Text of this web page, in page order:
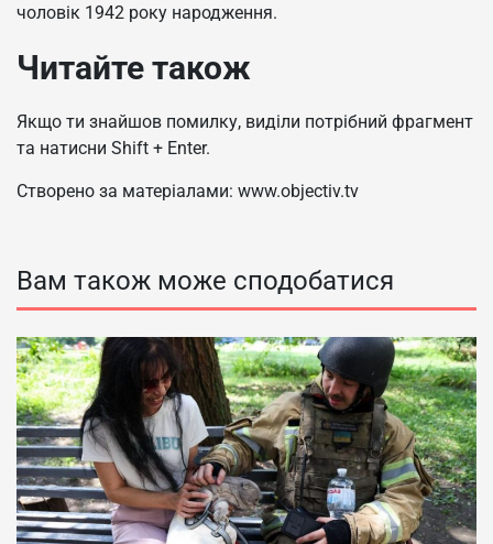
чоловік 1942 року народження.
Читайте також
Якщо ти знайшов помилку, виділи потрібний фрагмент
та натисни Shift + Enter.
Створено за матеріалами: www.objectiv.tv
Вам також може сподобатися